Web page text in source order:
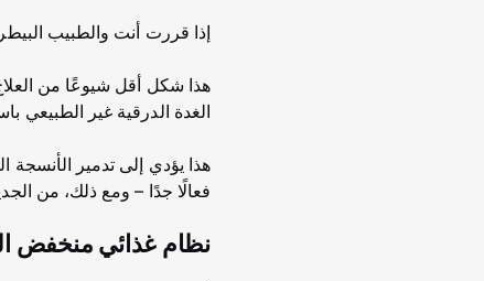
إذا قررت أنت والطبيب
هذا شكل أقل شيوعًا من
الغدة الدرقية غير الطبيعي
هذا يؤدي إلى تدمير الأنسجة
فعالًا جدًا – ومع ذلك، من
نظام غذائي منخفض